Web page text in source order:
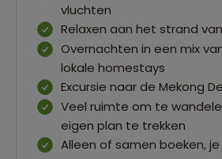
vluchten
Relaxen aan het strand
Overnachten in een mix
lokale homestays
Excursie naar de Mekong
Veel ruimte om te
eigen plan te trekken
Alleen of samen boeken,